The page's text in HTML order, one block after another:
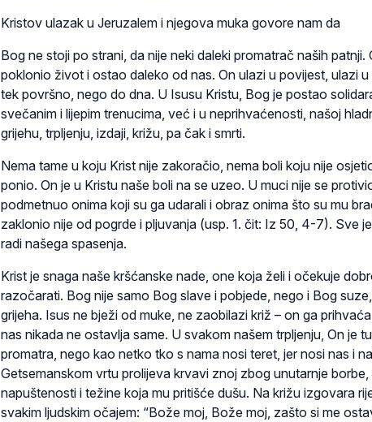
Kristov ulazak u Jeruzalem i njegova muka govore nam da
Bog ne stoji po strani, da nije neki daleki promatrač naših patnji.
poklonio život i ostao daleko od nas. On ulazi u povijest, ulazi u
tek površno, nego do dna. U Isusu Kristu, Bog je postao
svečanim i lijepim trenucima, već i u neprihvaćenosti, našoj
grijehu, trpljenju, izdaji, križu, pa čak i smrti.
Nema tame u koju Krist nije zakoračio, nema boli koju nije
ponio. On je u Kristu naše boli na se uzeo. U muci nije se
podmetnuo onima koji su ga udarali i obraz onima što su mu
zaklonio nije od pogrde i pljuvanja (usp. 1. čit: Iz 50, 4-7). Sve
radi našega spasenja.
Krist je snaga naše kršćanske nade, one koja želi i očekuje
razočarati. Bog nije samo Bog slave i pobjede, nego i Bog
grijeha. Isus ne bježi od muke, ne zaobilazi križ – on ga
nas nikada ne ostavlja same. U svakom našem trpljenju, On je
promatra, nego kao netko tko s nama nosi teret, jer nosi nas i
Getsemanskom vrtu prolijeva krvavi znoj zbog unutarnje
napuštenosti i težine koja mu pritišće dušu. Na križu izgovara
svakim ljudskim očajem: “Bože moj, Bože moj, zašto si me